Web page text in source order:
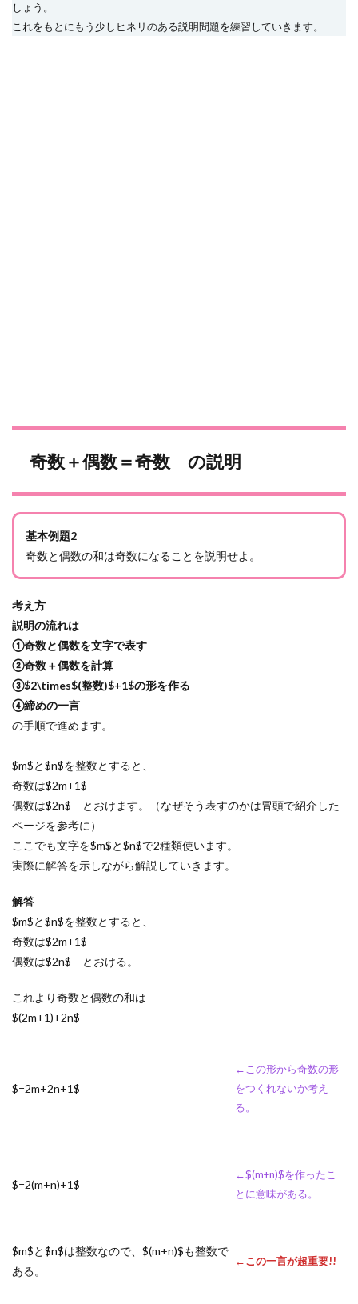
しょう。
これをもとにもう少しヒネリのある説明問題を練習していきます。
奇数＋偶数＝奇数 の説明
基本例題2
奇数と偶数の和は奇数になることを説明せよ。
考え方
説明の流れは
①奇数と偶数を文字で表す
②奇数＋偶数を計算
③$2\times$(整数)$+1$の形を作る
④締めの一言
の手順で進めます。
$m$と$n$を整数とすると、
奇数は$2m+1$
偶数は$2n$ とおけます。（なぜそう表すのかは冒頭で紹介した
ページを参考に）
ここでも文字を$m$と$n$で2種類使います。
実際に解答を示しながら解説していきます。
解答
$m$と$n$を整数とすると、
奇数は$2m+1$
偶数は$2n$ とおける。
これより奇数と偶数の和は
$(2m+1)+2n$
$=2m+2n+1$
←この形から奇数の形
をつくれないか考え
る。
$=2(m+n)+1$
←$(m+n)$を作ったこ
とに意味がある。
$m$と$n$は整数なので、$(m+n)$も整数で
ある。
←この一言が超重要!!